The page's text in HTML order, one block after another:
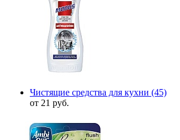
Чистящие средства для кухни (45)
от 21 руб.